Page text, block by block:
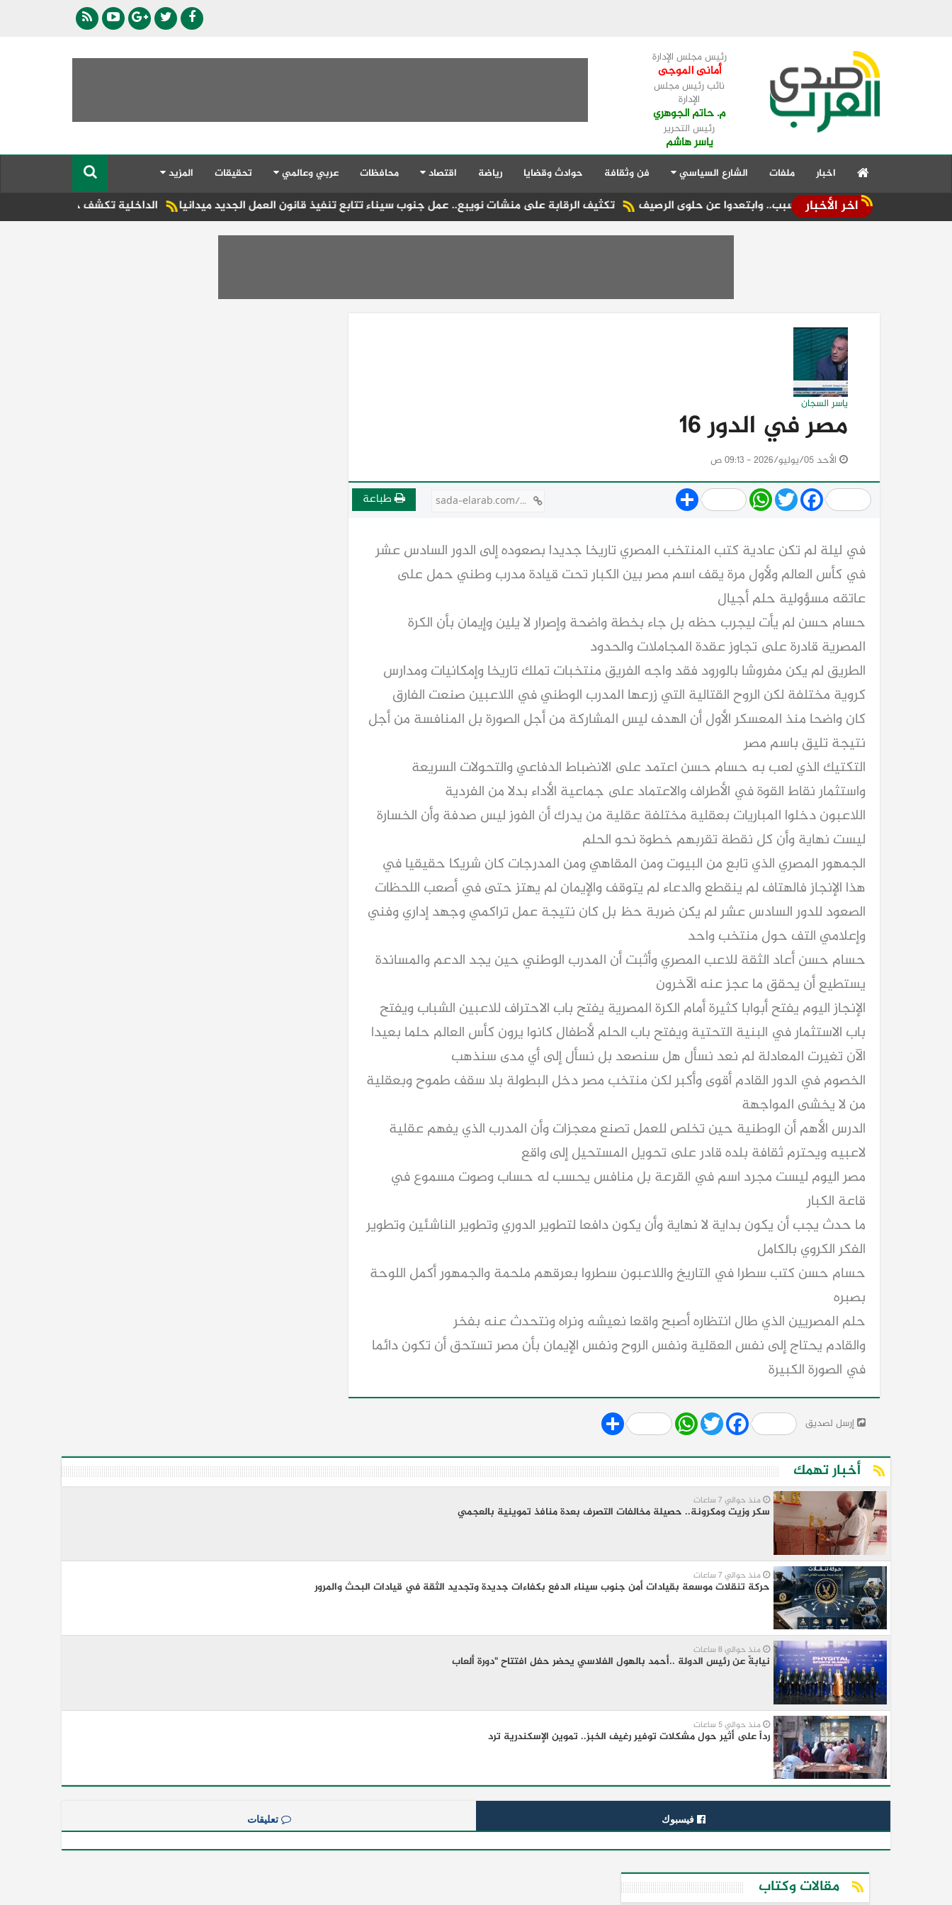
رئيس مجلس الإدارة
أمانى الموجى
نائب رئيس مجلس
الإدارة
م. حاتم الجوهري
رئيس التحرير
ياسر هاشم
اخبار ملفات الشارع السياسي فن وثقافة حوادث وقضايا رياضة اقتصاد محافظات عربي وعالمي تحقيقات المزيد
اخر الأخبار الداخلية تكشف حقيقة ادعاءات سيدة ضد تكثيف الرقابة على منشات نويبع.. عمل جنوب سيناء تتابع تنفيذ قانون العمل الجديد ميدانيا المولد" مبكراً لهذا السبب.. وابتعدوا عن حلوى الرصيف
ياسر السجان
مصر في الدور 16
الأحد 05/يوليو/2026 - 09:13 ص
Share WhatsApp
TwitterFacebook طباعة sada-elarab.com/811887
في ليلة لم تكن عادية كتب المنتخب المصري تاريخا جديدا بصعوده إلى الدور السادس عشر
في كأس العالم ولأول مرة يقف اسم مصر بين الكبار تحت قيادة مدرب وطني حمل على
عاتقه مسؤولية حلم أجيال
حسام حسن لم يأت ليجرب حظه بل جاء بخطة واضحة وإصرار لا يلين وإيمان بأن الكرة
المصرية قادرة على تجاوز عقدة المجاملات والحدود
الطريق لم يكن مفروشا بالورود فقد واجه الفريق منتخبات تملك تاريخا وإمكانيات ومدارس
كروية مختلفة لكن الروح القتالية التي زرعها المدرب الوطني في اللاعبين صنعت الفارق
كان واضحا منذ المعسكر الأول أن الهدف ليس المشاركة من أجل الصورة بل المنافسة من أجل
نتيجة تليق باسم مصر
التكتيك الذي لعب به حسام حسن اعتمد على الانضباط الدفاعي والتحولات السريعة
واستثمار نقاط القوة في الأطراف والاعتماد على جماعية الأداء بدلا من الفردية
اللاعبون دخلوا المباريات بعقلية مختلفة عقلية من يدرك أن الفوز ليس صدفة وأن الخسارة
ليست نهاية وأن كل نقطة تقربهم خطوة نحو الحلم
الجمهور المصري الذي تابع من البيوت ومن المقاهي ومن المدرجات كان شريكا حقيقيا في
هذا الإنجاز فالهتاف لم ينقطع والدعاء لم يتوقف والإيمان لم يهتز حتى في أصعب اللحظات
الصعود للدور السادس عشر لم يكن ضربة حظ بل كان نتيجة عمل تراكمي وجهد إداري وفني
وإعلامي التف حول منتخب واحد
حسام حسن أعاد الثقة للاعب المصري وأثبت أن المدرب الوطني حين يجد الدعم والمساندة
يستطيع أن يحقق ما عجز عنه الآخرون
الإنجاز اليوم يفتح أبوابا كثيرة أمام الكرة المصرية يفتح باب الاحتراف للاعبين الشباب ويفتح
باب الاستثمار في البنية التحتية ويفتح باب الحلم لأطفال كانوا يرون كأس العالم حلما بعيدا
الآن تغيرت المعادلة لم نعد نسأل هل سنصعد بل نسأل إلى أي مدى سنذهب
الخصوم في الدور القادم أقوى وأكبر لكن منتخب مصر دخل البطولة بلا سقف طموح وبعقلية
من لا يخشى المواجهة
الدرس الأهم أن الوطنية حين تخلص للعمل تصنع معجزات وأن المدرب الذي يفهم عقلية
لاعبيه ويحترم ثقافة بلده قادر على تحويل المستحيل إلى واقع
مصر اليوم ليست مجرد اسم في القرعة بل منافس يحسب له حساب وصوت مسموع في
قاعة الكبار
ما حدث يجب أن يكون بداية لا نهاية وأن يكون دافعا لتطوير الدوري وتطوير الناشئين وتطوير
الفكر الكروي بالكامل
حسام حسن كتب سطرا في التاريخ واللاعبون سطروا بعرقهم ملحمة والجمهور أكمل اللوحة
بصبره
حلم المصريين الذي طال انتظاره أصبح واقعا نعيشه ونراه ونتحدث عنه بفخر
والقادم يحتاج إلى نفس العقلية ونفس الروح ونفس الإيمان بأن مصر تستحق أن تكون دائما
في الصورة الكبيرة
إرسل لصديق Share WhatsApp
Twitter Facebook
أخبار تهمك
منذ حوالي 7 ساعات
سكر وزيت ومكرونة.. حصيلة مخالفات التصرف بعدة منافذ تموينية بالعجمي
منذ حوالي 7 ساعات
حركة تنقلات موسعة بقيادات أمن جنوب سيناء الدفع بكفاءات جديدة وتجديد الثقة في قيادات البحث والمرور
منذ حوالي 8 ساعات
نيابةً عن رئيس الدولة ..أحمد بالهول الفلاسي يحضر حفل افتتاح "دورة ألعاب
منذ حوالي 5 ساعات
رداً على أثير حول مشكلات توفير رغيف الخبز.. تموين الإسكندرية ترد
فيسبوك تعليقات
مقالات وكتاب